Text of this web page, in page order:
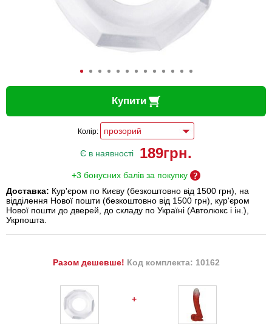
Купити
Колір:
Є в наявності 189грн.
+3 бонусних балів за покупку
Доставка: Кур'єром по Києву (безкоштовно від 1500 грн), на
відділення Нової пошти (безкоштовно від 1500 грн), кур'єром
Нової пошти до дверей, до складу по Україні (Автолюкс і ін.),
Укрпошта.
Разом дешевше! Код комплекта: 10162
+